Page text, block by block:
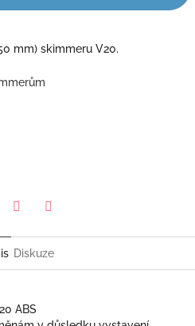
mm) skimmeru V20.
Diskuze
ABS